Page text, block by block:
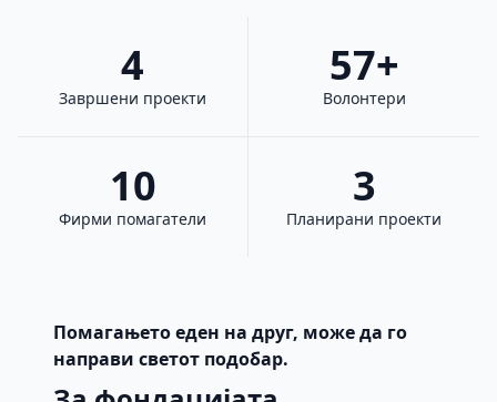
4
Завршени проекти
57+
Волонтери
10
Фирми помагатели
3
Планирани проекти
Помагањето еден на друг, може да го
направи светот подобар.